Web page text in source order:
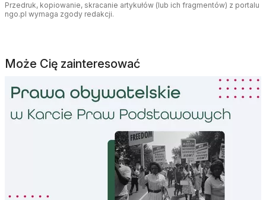
Przedruk, kopiowanie, skracanie artykułów (lub ich fragmentów) z portalu
ngo.pl wymaga zgody redakcji.
Może Cię zainteresować